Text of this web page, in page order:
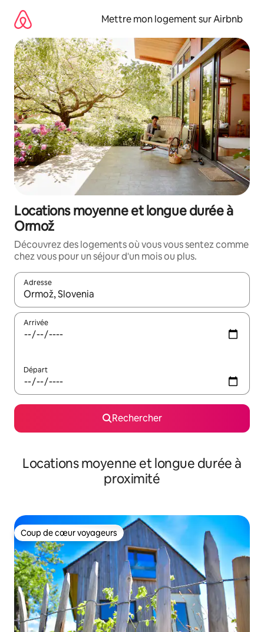
directement
contenu
Mettre mon logement sur Airbnb
Locations moyenne et longue durée à
Ormož
Découvrez des logements où vous vous sentez comme
chez vous pour un séjour d'un mois ou plus.
Adresse
Lorsque les résultats s'affichent, utilisez les flèches vers le
Arrivée
Départ
Rechercher
Locations moyenne et longue durée à
proximité
Coup de cœur voyageurs
Coup de cœur voyageurs